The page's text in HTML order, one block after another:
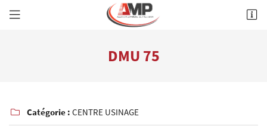
DMU 75
 Catégorie : CENTRE USINAGE